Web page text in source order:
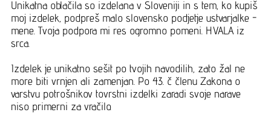
Unikatna oblačila so izdelana v Sloveniji in s tem, ko kupiš
moj izdelek, podpreš malo slovensko podjetje ustvarjalke -
mene. Tvoja podpora mi res ogromno pomeni. HVALA iz
srca.
Izdelek je unikatno sešit po tvojih navodilih, zato žal ne
more biti vrnjen ali zamenjan. Po 43. č členu Zakona o
varstvu potrošnikov tovrstni izdelki zaradi svoje narave
niso primerni za vračilo.